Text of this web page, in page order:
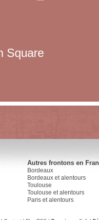
Square
Autres frontons en
Bordeaux
Bordeaux et alentours
Toulouse
Toulouse et alentours
Paris et alentours